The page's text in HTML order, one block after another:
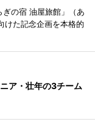
の宿 油屋旅館」（あ
けた記念企画を本格的
ア・壮年の3チーム